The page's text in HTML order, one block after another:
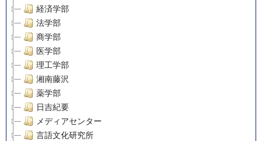
経済学部
法学部
商学部
医学部
理工学部
湘南藤沢
薬学部
日吉紀要
メディアセンター
言語文化研究所